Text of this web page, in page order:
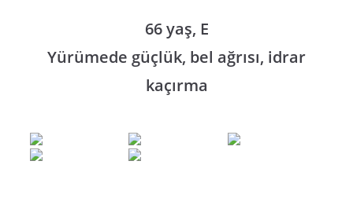
66 yaş, E
Yürümede güçlük, bel ağrısı, idrar
kaçırma